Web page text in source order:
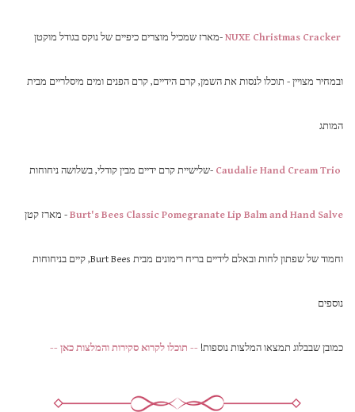
NUXE Christmas Cracker -מארז שמכיל מוצרים כיפיים של נוקס בגודל מוקטן
ובמחיר מצויין - תוכלו לנסות את השמן, קרם הידיים, קרם הפנים ומים מיסלריים מבית
המותג
Caudalie Hand Cream Trio -שלישיית קרם ידיים מבין קודלי, בשלושה ניחוחות
Burt's Bees Classic Pomegranate Lip Balm and Hand Salve - מארז קטן
וחמוד של שפתון לחות ובאלם לידיים בריח רימונים מבית Burt Bees, קיים בניחוחות
נוספים
כמובן שבבלוג תמצאו המלצות נוספות! -- תוכלו לקרוא סקירות והמלצות כאן --